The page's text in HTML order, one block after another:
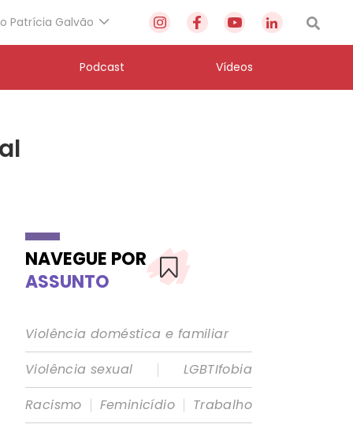
Patrícia Galvão
Podcast Vídeos
NAVEGUE POR
ASSUNTO
Violência doméstica e familiar
Violência sexual
|
LGBTIfobia
Racismo | Feminicídio | Trabalho